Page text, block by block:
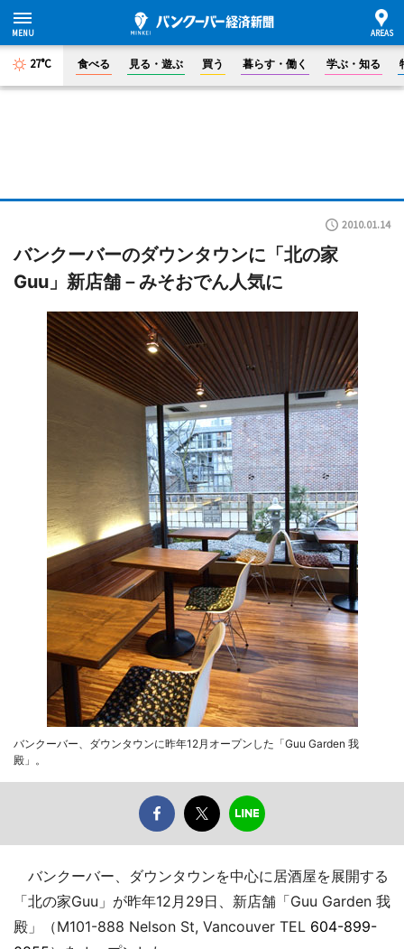
27°C 食べる 見る・遊ぶ 買う 暮らす・働く 学ぶ・知る
2010.01.14
バンクーバーのダウンタウンに「北の家
Guu」新店舗－みそおでん人気に
バンクーバー、ダウンタウンに昨年12月オープンした「Guu Garden 我
殿」。
バンクーバー、ダウンタウンを中心に居酒屋を展開する
「北の家Guu」が昨年12月29日、新店舗「Guu Garden 我
殿」（M101-888 Nelson St, Vancouver TEL 604-899-